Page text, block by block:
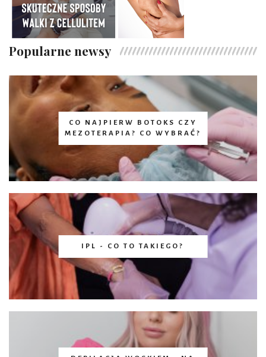
Popularne newsy
CO NAJPIERW BOTOKS CZY
MEZOTERAPIA? CO WYBRAĆ?
IPL - CO TO TAKIEGO?